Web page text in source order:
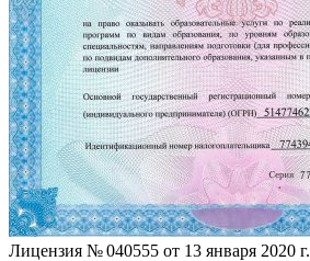
Лицензия № 040555 от 13 января 2020 г.